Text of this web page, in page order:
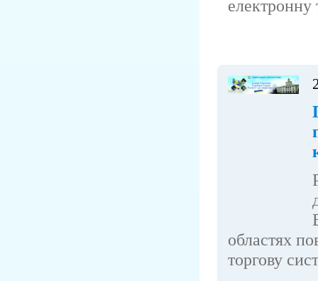
електронну
областях
торгову